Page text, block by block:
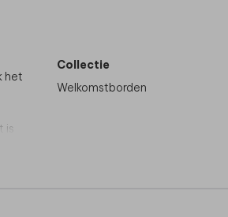
het
is
Collectie
Welkomstborden